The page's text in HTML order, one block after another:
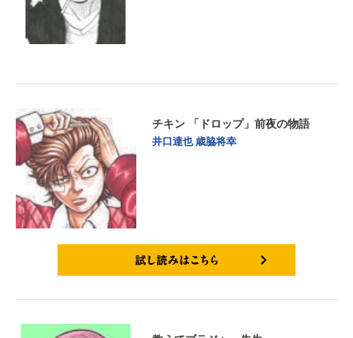
チキン 「ドロップ」前夜の物語
井口達也 歳脇将幸